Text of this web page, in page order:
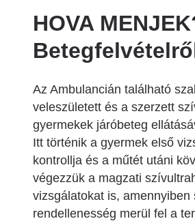
HOVA
Az Ambulancián található
veleszületett és a szerzett
gyermekek járóbeteg
Itt történik a gyermek első
kontrollja és a műtét utáni
végezzük a magzati
vizsgálatokat is, amennyiben
rendellenesség merül fel a